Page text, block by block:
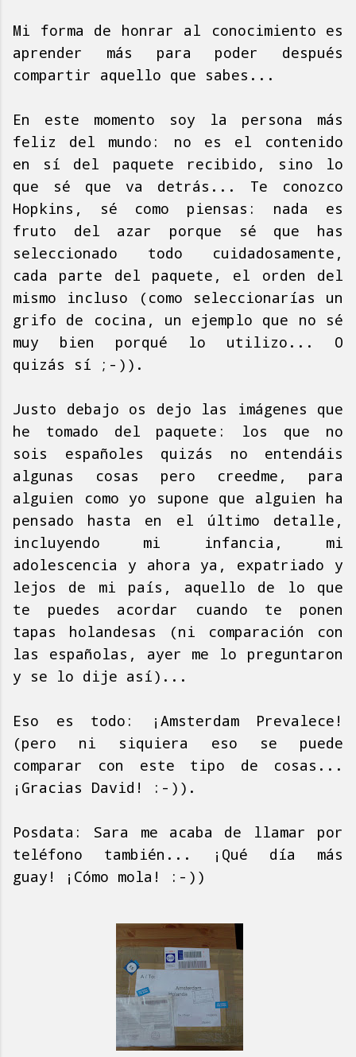
Mi forma de honrar al conocimiento es
aprender más para poder después
compartir aquello que sabes...
En este momento soy la persona más
feliz del mundo: no es el contenido
en sí del paquete recibido, sino lo
que sé que va detrás... Te conozco
Hopkins, sé como piensas: nada es
fruto del azar porque sé que has
seleccionado todo cuidadosamente,
cada parte del paquete, el orden del
mismo incluso (como seleccionarías un
grifo de cocina, un ejemplo que no sé
muy bien porqué lo utilizo... O
quizás sí ;-)).
Justo debajo os dejo las imágenes que
he tomado del paquete: los que no
sois españoles quizás no entendáis
algunas cosas pero creedme, para
alguien como yo supone que alguien ha
pensado hasta en el último detalle,
incluyendo mi infancia, mi
adolescencia y ahora ya, expatriado y
lejos de mi país, aquello de lo que
te puedes acordar cuando te ponen
tapas holandesas (ni comparación con
las españolas, ayer me lo preguntaron
y se lo dije así)...
Eso es todo: ¡Amsterdam Prevalece!
(pero ni siquiera eso se puede
comparar con este tipo de cosas...
¡Gracias David! :-)).
Posdata: Sara me acaba de llamar por
teléfono también... ¡Qué día más
guay! ¡Cómo mola! :-))